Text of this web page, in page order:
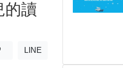
的讀
另開新視窗)
享至噗浪(另開新視窗)
LINE